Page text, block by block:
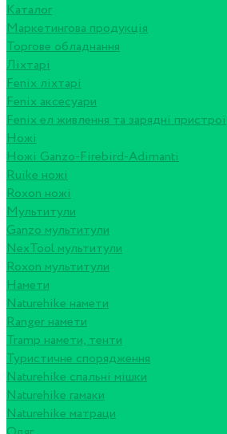
Каталог
Маркетингова продукція
Торгове обладнання
Ліхтарі
Fenix ліхтарі
Fenix аксесуари
Fenix ел живлення та зарядні пристрої
Ножі
Ножі Ganzo-Firebird-Adimanti
Ruike ножі
Roxon ножi
Мультитули
Ganzo мультитули
NexTool мультитули
Roxon мультитули
Намети
Naturehike намети
Ranger намети
Tramp намети, тенти
Туристичне спорядження
Naturehike спальні мішки
Naturehike гамаки
Naturehike матраци